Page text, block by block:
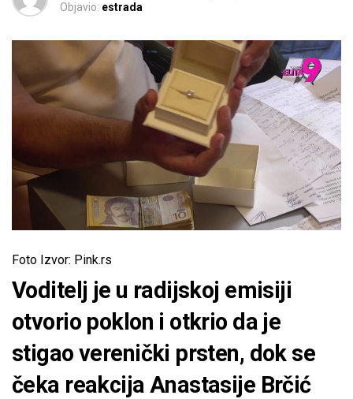
Objavio: estrada
Foto Izvor: Pink.rs
Voditelj je u radijskoj emisiji
otvorio poklon i otkrio da je
stigao verenički prsten, dok se
čeka reakcija Anastasije Brčić